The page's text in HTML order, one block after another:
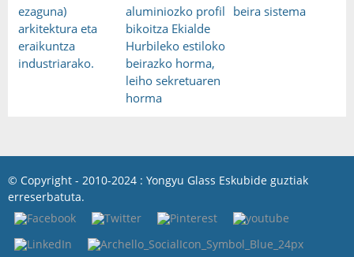
© Copyright - 2010-2024 : Yongyu Glass Eskubide guztiak
erreserbatuta.